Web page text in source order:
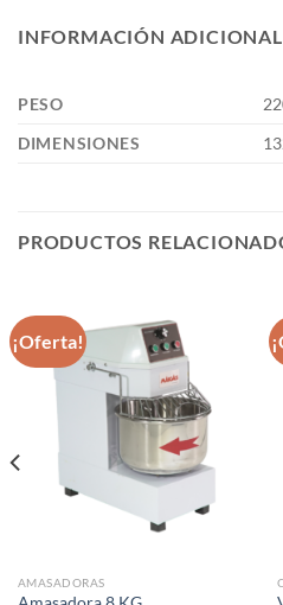
INFORMACIÓN ADICIONAL
PESO
DIMENSIONES
PRODUCTOS
¡Oferta!
AMASADORAS